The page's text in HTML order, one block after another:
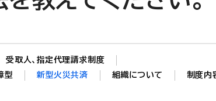
受取人、指定代理請求制度
型 新型火災共済 組織について
制度内